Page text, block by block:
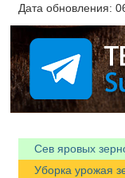
Дата обновления:
Сев яровых
Уборка урожая